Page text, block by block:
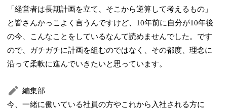
「経営者は長期計画を立て、そこから逆算して考えるもの」
と皆さんかっこよく言うんですけど、10年前に自分が10年後
の今、こんなことをしているなんて読めませんでした。です
ので、ガチガチに計画を組むのではなく、その都度、理念に
沿って柔軟に進んでいきたいと思っています。
編集部
今、一緒に働いている社員の方やこれから入社される方に